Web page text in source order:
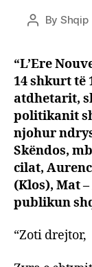
Post
By Shqip
“L’Ere
14 shkurt të
atdhetarit,
politikanit
njohur
Skëndos,
cilat,
(Klos), Mat
publikun
“Zoti drejtor,